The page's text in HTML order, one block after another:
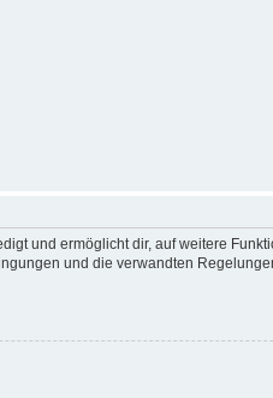
und ermöglicht dir, auf weitere
und die verwandten